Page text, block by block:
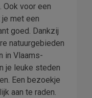
Ook voor een
met een
goed. Dankzij
natuurgebieden
in Vlaams-
je leuke steden
Een bezoekje
aan te raden.